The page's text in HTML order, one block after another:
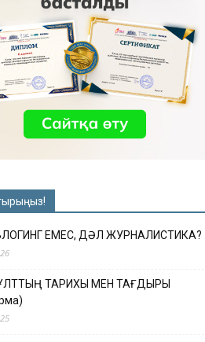
ЕМЕС, ДӘЛ ЖУРНАЛИСТИКА?
ТАРИХЫ МЕН ТАҒДЫРЫ